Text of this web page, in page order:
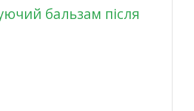
бальзам після